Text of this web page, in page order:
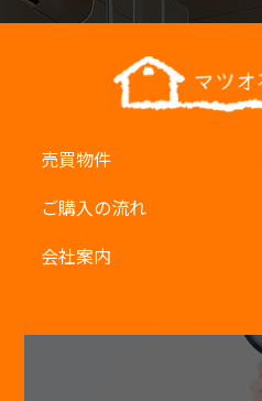
売買物件
ご購入の流れ
会社案内